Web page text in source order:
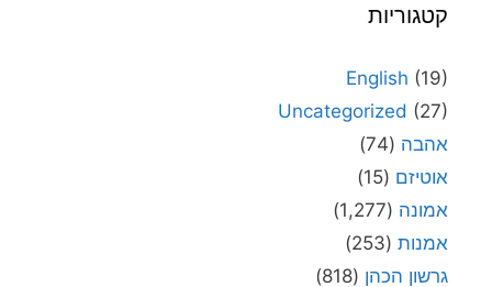
קטגוריות
English (19)
Uncategorized (27)
אהבה (74)
אוטיזם (15)
אמונה (1,277)
אמנות (253)
גרשון הכהן (818)